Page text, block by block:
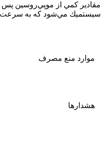
مقادير كمي از موپي‌روسين
سيستميك مي‌شود كه به سرعت
موارد منع مصرف
هشدارها